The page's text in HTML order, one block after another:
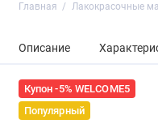
Главная Лакокрасочные
Описание
Купон -5% WELCOME5
Популярный